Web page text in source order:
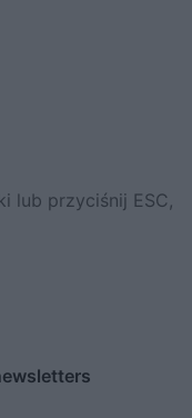
lub przyciśnij ESC,